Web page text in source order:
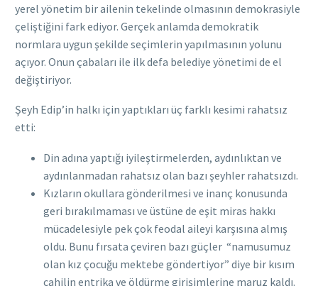
yerel yönetim bir ailenin tekelinde olmasının demokrasiyle
çeliştiğini fark ediyor. Gerçek anlamda demokratik
normlara uygun şekilde seçimlerin yapılmasının yolunu
açıyor. Onun çabaları ile ilk defa belediye yönetimi de el
değiştiriyor.
Şeyh Edip’in halkı için yaptıkları üç farklı kesimi rahatsız
etti:
Din adına yaptığı iyileştirmelerden, aydınlıktan ve
aydınlanmadan rahatsız olan bazı şeyhler rahatsızdı.
Kızların okullara gönderilmesi ve inanç konusunda
geri bırakılmaması ve üstüne de eşit miras hakkı
mücadelesiyle pek çok feodal aileyi karşısına almış
oldu. Bunu fırsata çeviren bazı güçler “namusumuz
olan kız çocuğu mektebe göndertiyor” diye bir kısım
cahilin entrika ve öldürme girişimlerine maruz kaldı.